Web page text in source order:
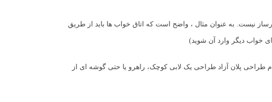
نیست. به عنوان مثال ، واضح است که اتاق خواب ها باید از طریق
خواب دیگر وارد آن شوید)
طراحی پلان آزاد طراحی یک لابی کوچک، راهرو یا حتی گوشه ای از